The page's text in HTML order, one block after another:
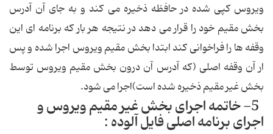
ویروس كپی شده در حافظه ذخیره می كند و به جای آن آدرس
بخش مقیم خود را قرار می دهد در نتیجه هر بار كه برنامه ای این
وقفه ها را فراخوانی كند ابتدا بخش مقیم ویروس اجرا شده و پس
ار آن وقفه اصلی (كه آدرس آن درون بخش مقیم ویروس توسط
بخش غیر مقیم ذخیره شده است)اجرا می شود.
5- خاتمه اجرای بخش غیر مقیم ویروس و
اجرای برنامه اصلی فایل آلوده :